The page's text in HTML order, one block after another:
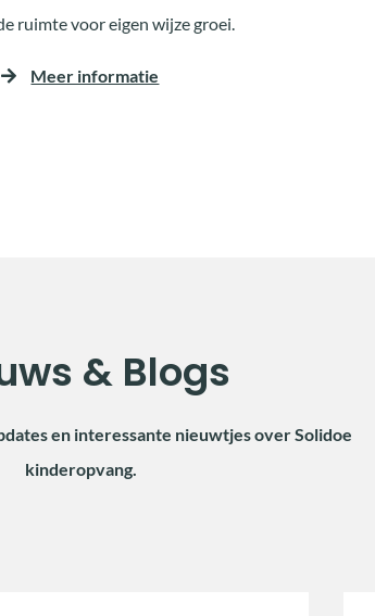
ruimte voor eigen wijze groei.
Meer informatie
& Blogs
en interessante nieuwtjes over Solidoe
kinderopvang.